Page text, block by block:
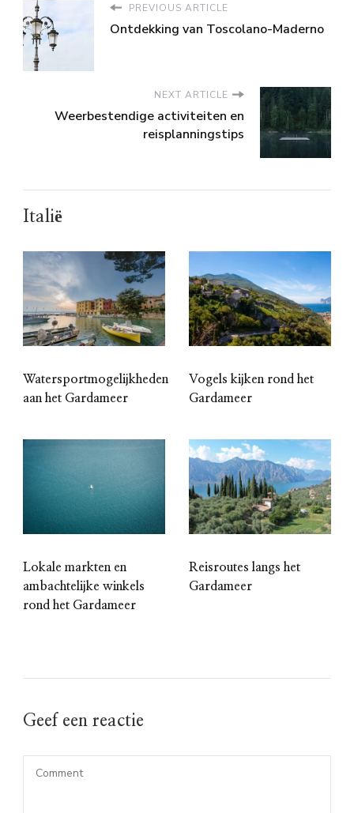
PREVIOUS ARTICLE
Ontdekking van Toscolano-Maderno
NEXT ARTICLE
Weerbestendige activiteiten en
reisplanningstips
Italië
Watersportmogelijkheden
aan het Gardameer
Vogels kijken rond het
Gardameer
Lokale markten en
ambachtelijke winkels
rond het Gardameer
Reisroutes langs het
Gardameer
Geef een reactie